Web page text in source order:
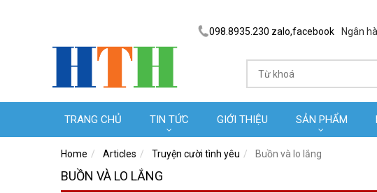
098.8935.230 zalo,facebook Ngân
TRANG CHỦ TIN TỨC GIỚI THIỆU SẢN PHẨM
Home Articles Truyện cười tình yêu Buồn và lo lắng
BUỒN VÀ LO LẮNG